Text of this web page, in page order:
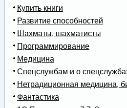
Купить книги
Развитие способностей
Шахматы, шахматисты
Программирование
Медицина
Спецслужбам и о
Нетрадиционная медицина,
Фантастика